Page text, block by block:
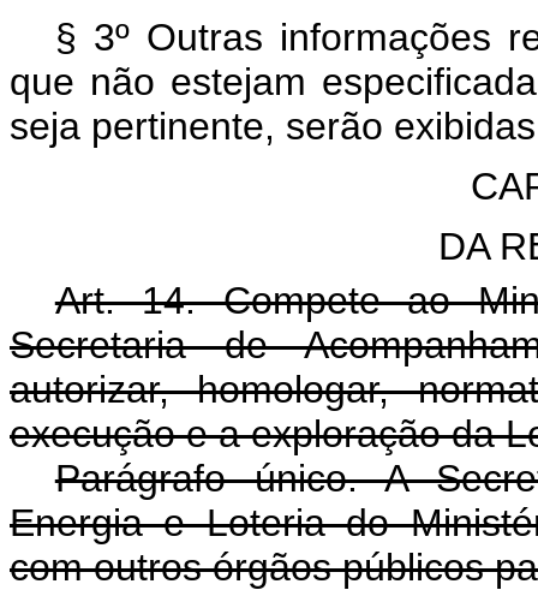
§ 3º Outras informações
que não estejam
seja pertinente, serão
DA
Art. 14. Compete ao
Secretaria de
autorizar, homologar,
execução e a exploração da
Parágrafo único. A
Energia e Loteria do
com outros órgãos públicos